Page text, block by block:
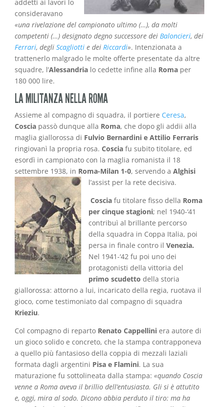
addetti ai lavori lo
consideravano
«una rivelazione del campionato ultimo (…), da molti
competenti (…) designato degno successore dei Baloncieri, dei
Ferrari, degli Scagliotti e dei Riccardi». Intenzionata a
trattenerlo malgrado le molte offerte presentate da altre
squadre, l’Alessandria lo cedette infine alla Roma per
180 000 lire.
LA MILITANZA NELLA ROMA
Assieme al compagno di squadra, il portiere Ceresa,
Coscia passò dunque alla Roma, che dopo gli addii alla
maglia giallorossa di Fulvio Bernardini e Attilio Ferraris
ringiovanì la propria rosa. Coscia fu subito titolare, ed
esordì in campionato con la maglia romanista il 18
settembre 1938, in Roma-Milan 1-0, servendo a Alghisi
l’assist per la rete decisiva.
Coscia fu titolare fisso della Roma
per cinque stagioni; nel 1940-‘41
contribuì al brillante percorso
della squadra in Coppa Italia, poi
persa in finale contro il Venezia.
Nel 1941-‘42 fu poi uno dei
protagonisti della vittoria del
primo scudetto della storia
giallorossa: attorno a lui, incaricato della regia, ruotava il
gioco, come testimoniato dal compagno di squadra
Krieziu.
Col compagno di reparto Renato Cappellini era autore di
un gioco solido e concreto, che la stampa contrapponeva
a quello più fantasioso della coppia di mezzali laziali
formata dagli argentini Pisa e Flamini. La sua
maturazione fu sottolineata dalla stampa: «quando Coscia
venne a Roma aveva il brillio dell’entusiasta. Gli si è attutito
e, oggi, mira al sodo. Dicono abbia perduto il tiro: ma ha